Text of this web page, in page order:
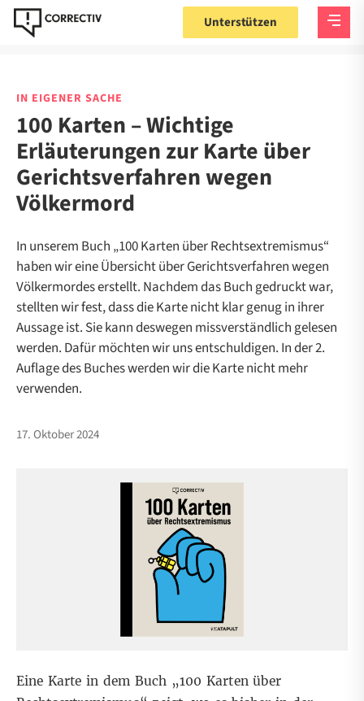
Unterstützen
IN EIGENER SACHE
100 Karten – Wichtige
Erläuterungen zur Karte über
Gerichtsverfahren wegen
Völkermord
In unserem Buch „100 Karten über Rechtsextremismus“
haben wir eine Übersicht über Gerichtsverfahren wegen
Völkermordes erstellt. Nachdem das Buch gedruckt war,
stellten wir fest, dass die Karte nicht klar genug in ihrer
Aussage ist. Sie kann deswegen missverständlich gelesen
werden. Dafür möchten wir uns entschuldigen. In der 2.
Auflage des Buches werden wir die Karte nicht mehr
verwenden.
17. Oktober 2024
Eine Karte in dem Buch „100 Karten über